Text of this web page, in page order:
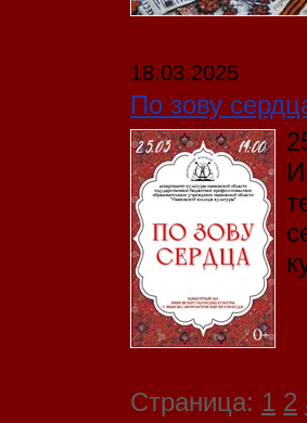
18.03.2025
По зову
Страница: 1 2